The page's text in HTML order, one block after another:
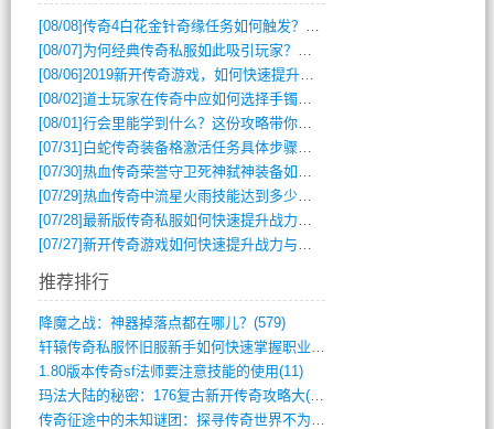
[08/08]传奇4白花金针奇缘任务如何触发？完整攻略解析
[08/07] 为何经典传奇私服如此吸引玩家？深度攻略解析
[08/06]2019新开传奇游戏，如何快速提升角色等级？
[08/02]道士玩家在传奇中应如何选择手镯装备？
[08/01]行会里能学到什么？这份攻略带你全掌握
[07/31] 白蛇传奇装备格激活任务具体步骤是什么？如何完成？
[07/30]热血传奇荣誉守卫死神弑神装备如何获取与佩戴攻略？
[07/29]热血传奇中流星火雨技能达到多少级可以开始练装备？
[07/28]最新版传奇私服如何快速提升战力与获取稀有装备？
[07/27]新开传奇游戏如何快速提升战力与获取稀有装备？
推荐排行
降魔之战：神器掉落点都在哪儿？(579)
轩辕传奇私服怀旧服新手如何快速掌握职业选(993)
1.80版本传奇sf法师要注意技能的使用(11)
玛法大陆的秘密：176复古新开传奇攻略大(486)
传奇征途中的未知谜团：探寻传奇世界不为人(595)